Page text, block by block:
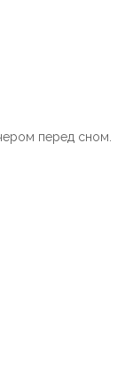
перед сном.